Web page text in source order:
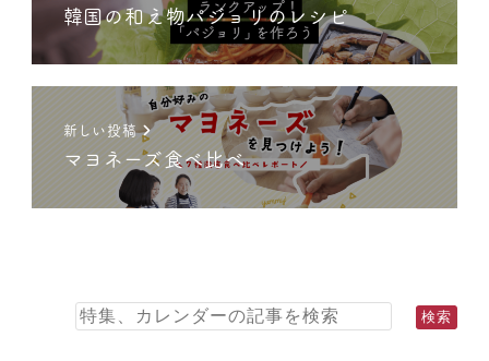
韓国の和え物パジョリのレシピ
新しい投稿
マヨネーズ食べ比べ